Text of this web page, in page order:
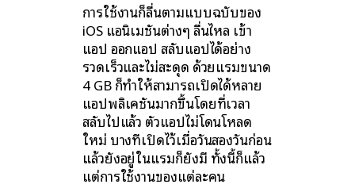
การใช้งานก็ลื่นตามแบบฉบับของ
iOS แอนิเมชันต่างๆ ลื่นไหล เข้า
แอป ออกแอป สลับแอปได้อย่าง
รวดเร็วและไม่สะดุด ด้วยแรมขนาด
4 GB ก็ทำให้สามารถเปิดได้หลาย
แอปพลิเคชันมากขึ้นโดยที่เวลา
สลับไปแล้ว ตัวแอปไม่โดนโหลด
ใหม่ บางทีเปิดไว้เมื่อวันสองวันก่อน
แล้วยังอยู่ในแรมก็ยังมี ทั้งนี้ก็แล้ว
แต่การใช้งานของแต่ละคน